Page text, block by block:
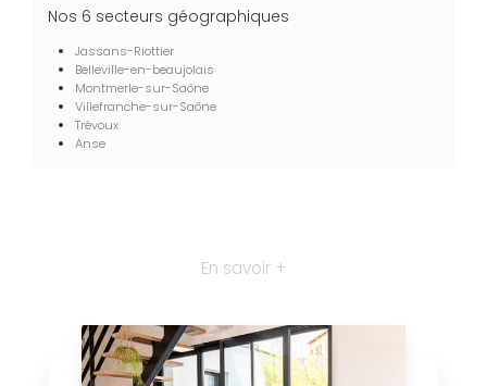
Nos 6 secteurs géographiques
Jassans-Riottier
Belleville-en-beaujolais
Montmerle-sur-Saône
Villefranche-sur-Saône
Trévoux
Anse
En savoir +